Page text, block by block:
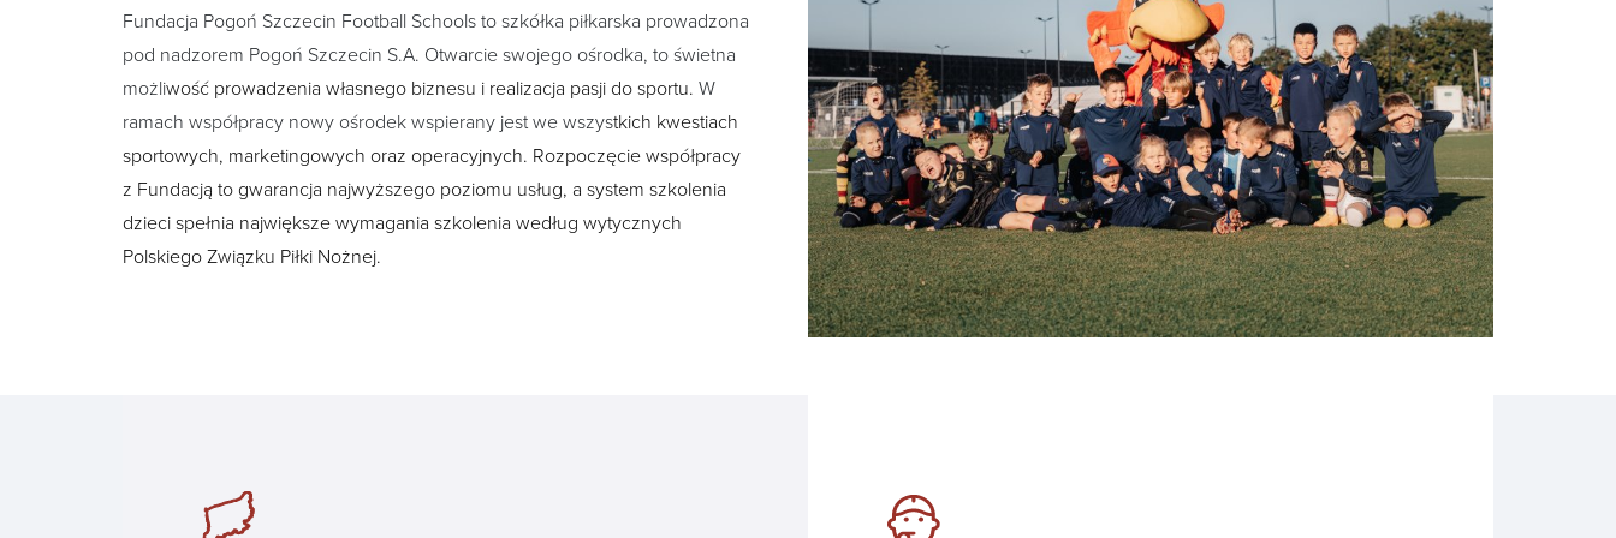
Fundacja Pogoń Szczecin Football Schools to szkółka piłkarska prowadzona
pod nadzorem Pogoń Szczecin S.A. Otwarcie swojego ośrodka, to świetna
możliwość prowadzenia własnego biznesu i realizacja pasji do sportu. W
ramach współpracy nowy ośrodek wspierany jest we wszystkich kwestiach
sportowych, marketingowych oraz operacyjnych. Rozpoczęcie współpracy
z Fundacją to gwarancja najwyższego poziomu usług, a system szkolenia
dzieci spełnia największe wymagania szkolenia według wytycznych
Polskiego Związku Piłki Nożnej.